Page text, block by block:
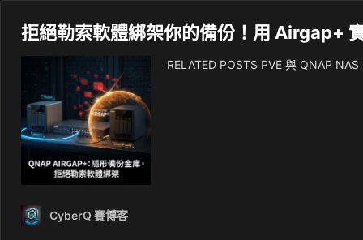
拒絕勒索軟體綁架你的備份！用 Airgap+
RELATED POSTS PVE 與 QNAP
CyberQ 賽博客